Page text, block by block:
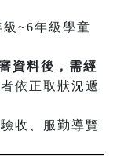
~6年級學童
資料後，需經
者依正取狀況遞
收、服勤導覽